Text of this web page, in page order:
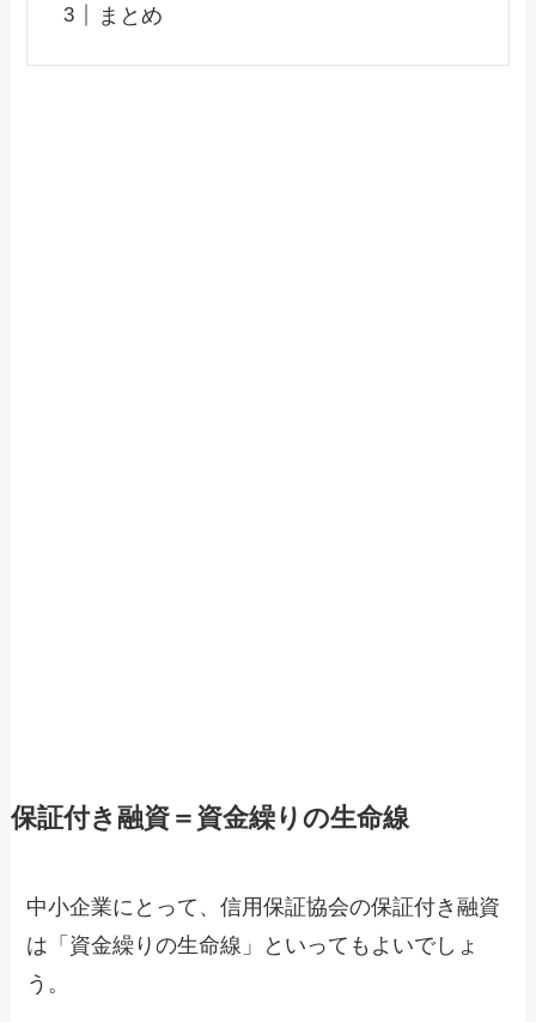
まとめ
保証付き融資＝資金繰りの生命線
中小企業にとって、信用保証協会の保証付き融資
は「資金繰りの生命線」といってもよいでしょ
う。